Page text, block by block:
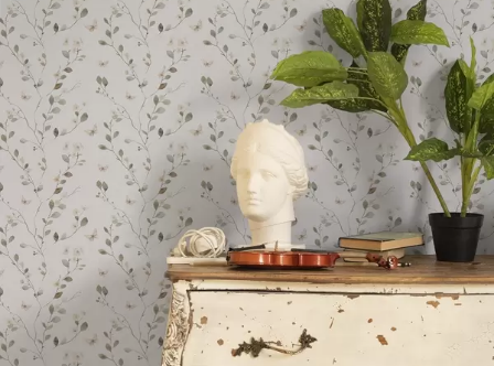
56.6734 .00€ /m²
Vinilo Premium
65.0039 .00 /m²